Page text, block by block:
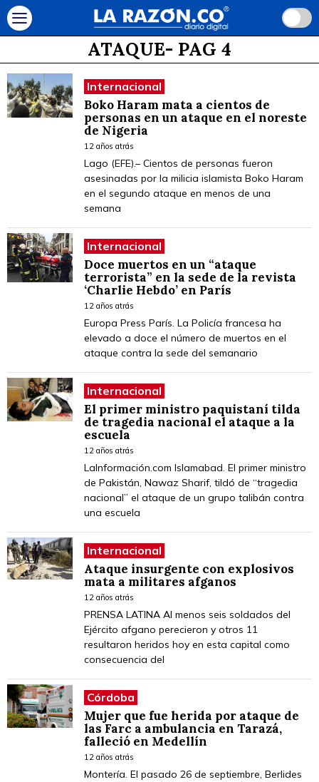
ATAQUE- PAG 4
Internacional
Boko Haram mata a cientos de
personas en un ataque en el noreste
de Nigeria
12 años atrás
Lago (EFE).– Cientos de personas fueron
asesinadas por la milicia islamista Boko Haram
en el segundo ataque en menos de una
semana
Internacional
Doce muertos en un “ataque
terrorista” en la sede de la revista
‘Charlie Hebdo’ en París
12 años atrás
Europa Press París. La Policía francesa ha
elevado a doce el número de muertos en el
ataque contra la sede del semanario
Internacional
El primer ministro paquistaní tilda
de tragedia nacional el ataque a la
escuela
12 años atrás
LaInformación.com Islamabad. El primer ministro
de Pakistán, Nawaz Sharif, tildó de “tragedia
nacional” el ataque de un grupo talibán contra
una escuela
Internacional
Ataque insurgente con explosivos
mata a militares afganos
12 años atrás
PRENSA LATINA Al menos seis soldados del
Ejército afgano perecieron y otros 11
resultaron heridos hoy en esta capital como
consecuencia del
Córdoba
Mujer que fue herida por ataque de
las Farc a ambulancia en Tarazá,
falleció en Medellín
12 años atrás
Montería. El pasado 26 de septiembre, Berlides